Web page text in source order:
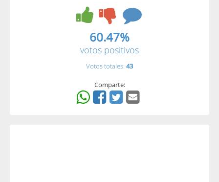
60.47%
votos positivos
Votos totales: 43
Comparte: